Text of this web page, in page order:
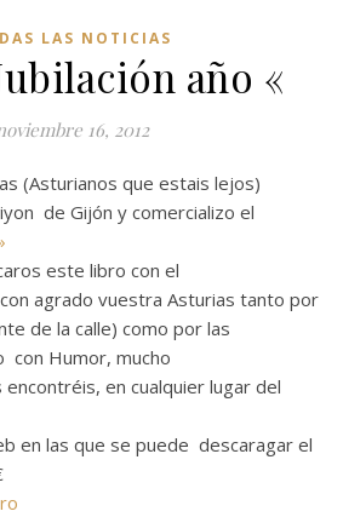
LAS NOTICIAS
año «
16, 2012
(Asturianos que estais lejos)
de Gijón y comercializo el
este libro con el
agrado vuestra Asturias tanto por
de la calle) como por las
con Humor, mucho
en cualquier lugar del
en las que se puede descaragar el